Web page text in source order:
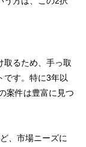
取るため、手っ取
です。特に3年以
案件は豊富に見つ
、市場ニーズに